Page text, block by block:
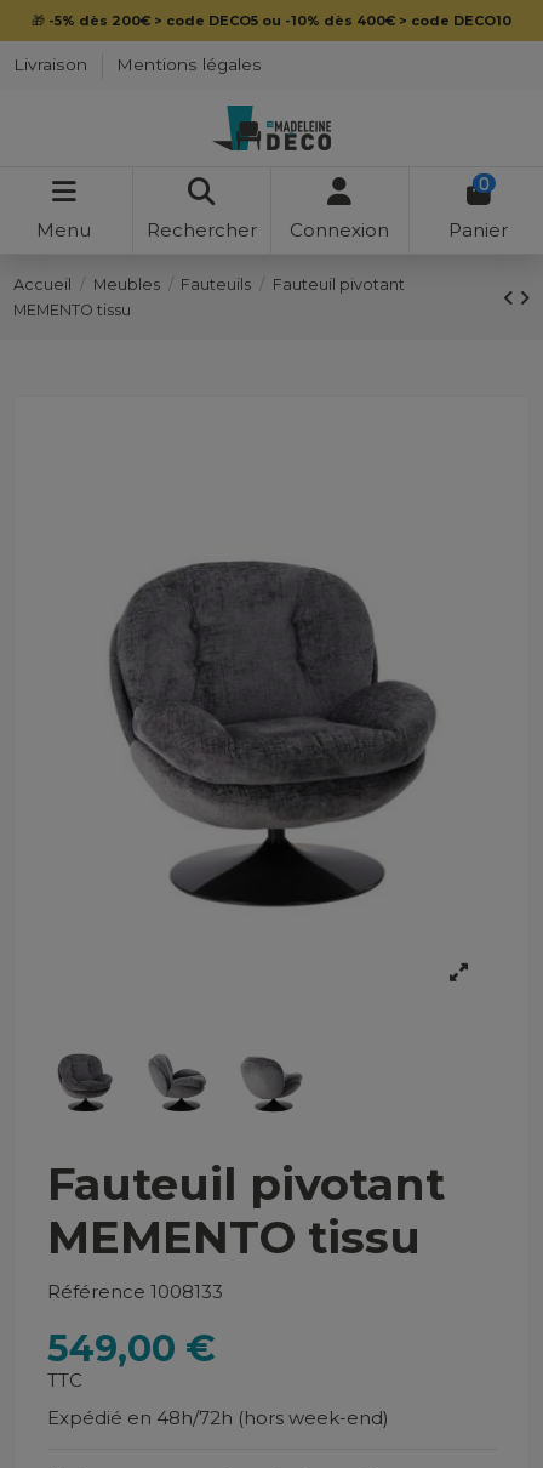
🎁 -5% dès 200€ > code DECO5 ou -10% dès 400€ > code DECO10
Livraison Mentions légales
Menu Rechercher Connexion
0
Panier
Accueil Meubles Fauteuils
Fauteuil pivotant
MEMENTO tissu
Fauteuil pivotant
MEMENTO tissu
Référence 1008133
549,00 €
TTC
Expédié en 48h/72h (hors week-end)